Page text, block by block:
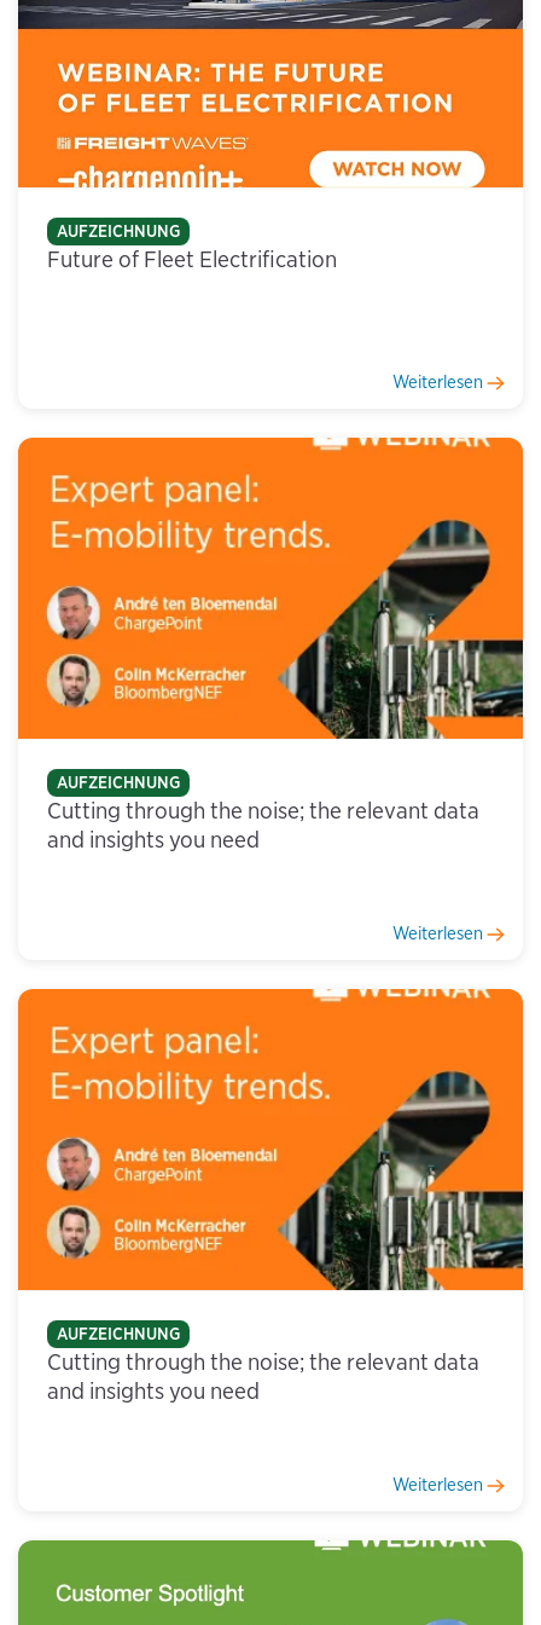
AUFZEICHNUNG
Future of Fleet Electrification
Weiterlesen
AUFZEICHNUNG
Cutting through the noise; the relevant data
and insights you need
Weiterlesen
AUFZEICHNUNG
Cutting through the noise; the relevant data
and insights you need
Weiterlesen